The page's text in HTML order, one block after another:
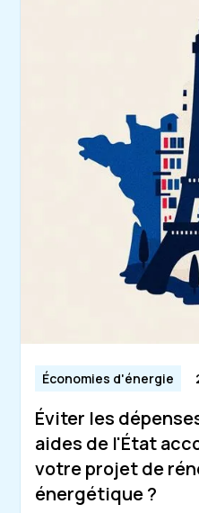
Économies d'énergie
Éviter les
aides de l'État
votre projet de
énergétique ?